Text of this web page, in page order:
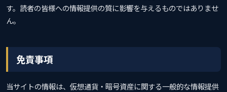
す。読者の皆様への情報提供の質に影響を与えるものではありませ
ん。
免責事項
当サイトの情報は、仮想通貨・暗号資産に関する一般的な情報提供